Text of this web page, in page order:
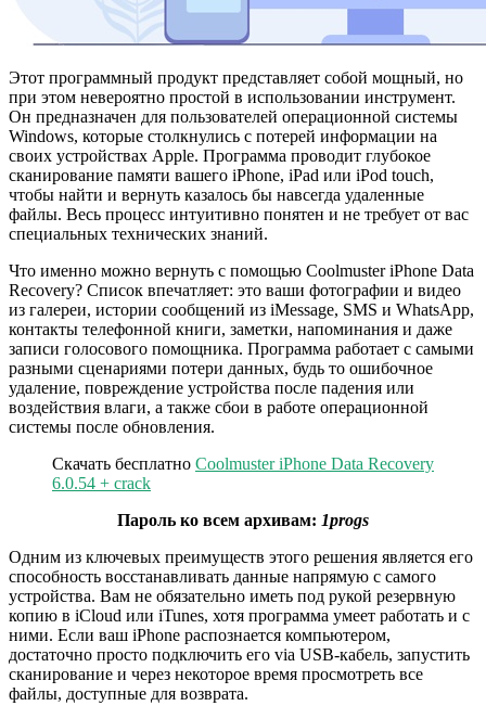
Этот программный продукт представляет собой мощный, но
при этом невероятно простой в использовании инструмент.
Он предназначен для пользователей операционной системы
Windows, которые столкнулись с потерей информации на
своих устройствах Apple. Программа проводит глубокое
сканирование памяти вашего iPhone, iPad или iPod touch,
чтобы найти и вернуть казалось бы навсегда удаленные
файлы. Весь процесс интуитивно понятен и не требует от вас
специальных технических знаний.
Что именно можно вернуть с помощью Coolmuster iPhone Data
Recovery? Список впечатляет: это ваши фотографии и видео
из галереи, истории сообщений из iMessage, SMS и WhatsApp,
контакты телефонной книги, заметки, напоминания и даже
записи голосового помощника. Программа работает с самыми
разными сценариями потери данных, будь то ошибочное
удаление, повреждение устройства после падения или
воздействия влаги, а также сбои в работе операционной
системы после обновления.
Скачать бесплатно Coolmuster iPhone Data Recovery
6.0.54 + crack
Пароль ко всем архивам: 1progs
Одним из ключевых преимуществ этого решения является его
способность восстанавливать данные напрямую с самого
устройства. Вам не обязательно иметь под рукой резервную
копию в iCloud или iTunes, хотя программа умеет работать и с
ними. Если ваш iPhone распознается компьютером,
достаточно просто подключить его via USB-кабель, запустить
сканирование и через некоторое время просмотреть все
файлы, доступные для возврата.